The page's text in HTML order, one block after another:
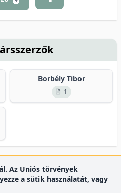
Borbély Tibor
1
Az Uniós törvények
a sütik használatát, vagy